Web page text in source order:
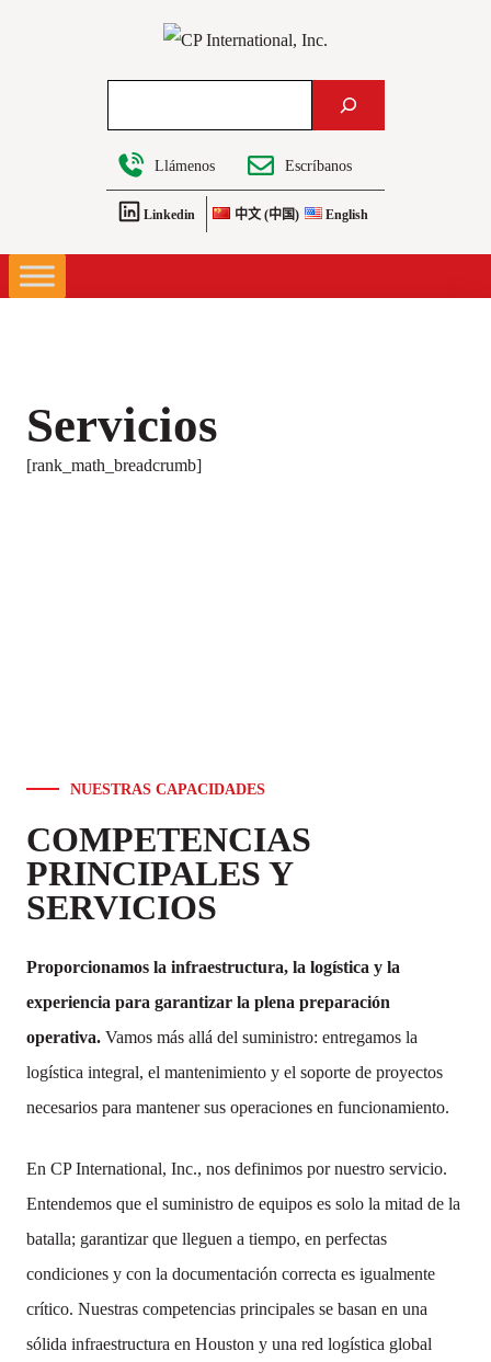
Llámenos Escríbanos
Linkedin 中文 (中国) English
Servicios
[rank_math_breadcrumb]
NUESTRAS CAPACIDADES
COMPETENCIAS
PRINCIPALES Y
SERVICIOS
Proporcionamos la infraestructura, la logística y la
experiencia para garantizar la plena preparación
operativa. Vamos más allá del suministro: entregamos la
logística integral, el mantenimiento y el soporte de proyectos
necesarios para mantener sus operaciones en funcionamiento.
En CP International, Inc., nos definimos por nuestro servicio.
Entendemos que el suministro de equipos es solo la mitad de la
batalla; garantizar que lleguen a tiempo, en perfectas
condiciones y con la documentación correcta es igualmente
crítico. Nuestras competencias principales se basan en una
sólida infraestructura en Houston y una red logística global